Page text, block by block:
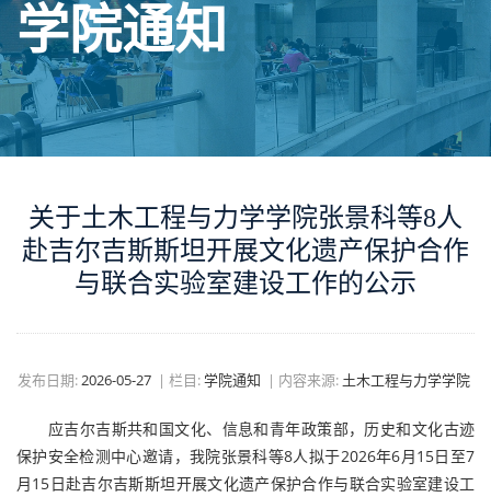
学院通知
关于土木工程与力学学院张景科等8人
赴吉尔吉斯斯坦开展文化遗产保护合作
与联合实验室建设工作的公示
发布日期:2026-05-27 | 栏目:学院通知 | 内容来源: 土木工程与力学学院
应吉尔吉斯共和国文化、信息和青年政策部，历史和文化古迹
保护安全检测中心邀请，我院张景科等8人拟于2026年6月15日至7
月15日赴吉尔吉斯斯坦开展文化遗产保护合作与联合实验室建设工